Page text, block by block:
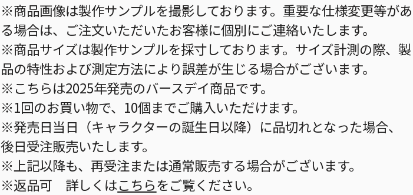
※商品画像は製作サンプルを撮影しております。重要な仕様変更等があ
る場合は、ご注文いただいたお客様に個別にご連絡いたします。
※商品サイズは製作サンプルを採寸しております。サイズ計測の際、製
品の特性および測定方法により誤差が生じる場合がございます。
※こちらは2025年発売のバースデイ商品です。
※1回のお買い物で、10個までご購入いただけます。
※発売日当日（キャラクターの誕生日以降）に品切れとなった場合、
後日受注販売いたします。
※上記以降も、再受注または通常販売する場合がございます。
※返品可 詳しくはこちらをご覧ください。